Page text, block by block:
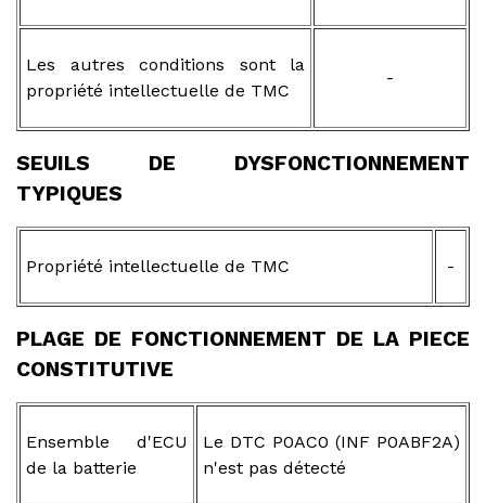
Les autres conditions sont la
propriété intellectuelle de TMC
-
SEUILS DE DYSFONCTIONNEMENT
TYPIQUES
Propriété intellectuelle de TMC -
PLAGE DE FONCTIONNEMENT DE LA PIECE
CONSTITUTIVE
Ensemble d'ECU
de la batterie
Le DTC P0AC0 (INF P0ABF2A)
n'est pas détecté